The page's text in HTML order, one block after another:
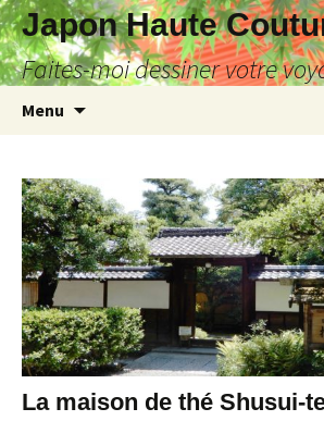
Japon Haute
Faites-moi dessiner votre
Menu
La maison de thé Shusui-